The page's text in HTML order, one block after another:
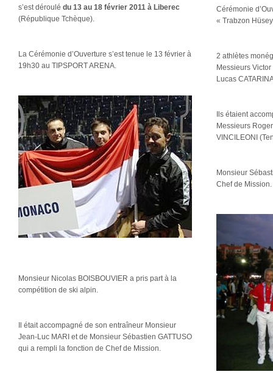
s’est déroulé du 13 au 18 février 2011 à Liberec
(République Tchèque).
La Cérémonie d’Ouverture s’est tenue le 13 février à
19h30 au TIPSPORT ARENA.
Monsieur Nicolas BOISBOUVIER a pris part à la
compétition de ski alpin.
Il était accompagné de son entraîneur Monsieur
Jean-Luc MARI et de Monsieur Sébastien GATTUSO
qui a rempli la fonction de Chef de Mission.
Cérémonie
« Trabzon
2 athlètes
Messieurs
Lucas
Ils étaient
Messieurs
VINCILEONI
Monsieur
Chef de Mission.